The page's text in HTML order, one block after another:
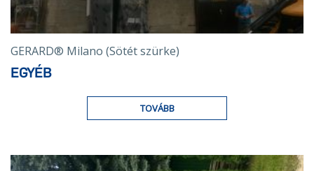
GERARD® Milano (Sötét szürke)
EGYÉB
TOVÁBB